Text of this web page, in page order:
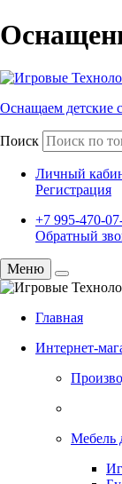
Оснащаем детские
Поиск
Личный
Регистрация
+7 995-470-
Обратный
Меню
Главная
Интернет-
Мебель